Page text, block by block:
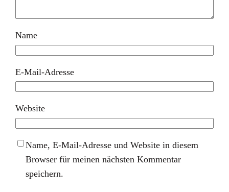
Name
E-Mail-Adresse
Website
Name, E-Mail-Adresse und Website in diesem
Browser für meinen nächsten Kommentar
speichern.